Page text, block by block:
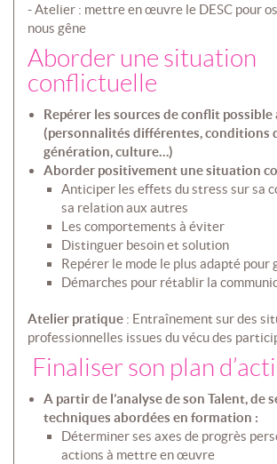
- Atelier : mettre en œuvre le DESC pour
nous gêne
Aborder une situation
conflictuelle
Repérer les sources de conflit possible
(personnalités différentes, conditions
génération, culture…)
Aborder positivement une situation
Anticiper les effets du stress sur sa
sa relation aux autres
Les comportements à éviter
Distinguer besoin et solution
Repérer le mode le plus adapté pour
Démarches pour rétablir la
Atelier pratique : Entraînement sur des
professionnelles issues du vécu des
Finaliser son plan
A partir de l’analyse de son Talent, de
techniques abordées en formation :
Déterminer ses axes de progrès
actions à mettre en œuvre